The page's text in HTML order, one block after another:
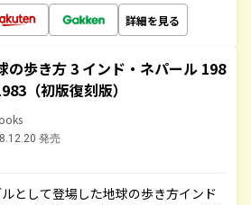
詳細を見る
の歩き方 3 インド・ネパール 198
（初版復刻版）
発売
として登場した地球の歩き方インド